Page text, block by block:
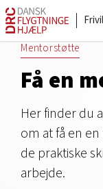
Mentorstøtte
Få en
Her finder du
om at få en
de praktiske
arbejde.